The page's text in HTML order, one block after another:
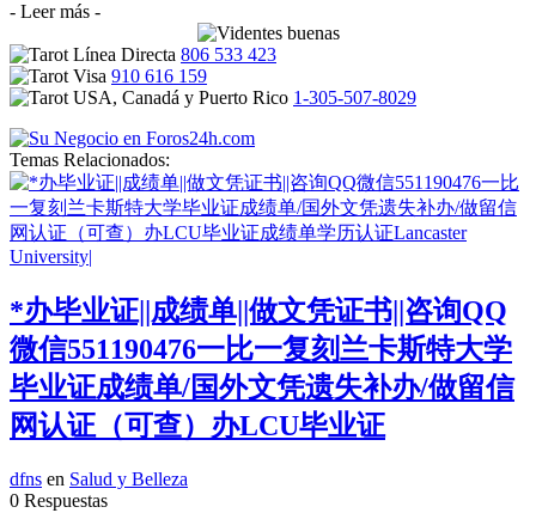
- Leer más -
806 533 423
910 616 159
1-305-507-8029
Temas Relacionados:
*办毕业证||成绩单||做文凭证书||咨询QQ
微信551190476一比一复刻兰卡斯特大学
毕业证成绩单/国外文凭遗失补办/做留信
网认证（可查）办LCU毕业证
dfns en Salud y Belleza
0 Respuestas